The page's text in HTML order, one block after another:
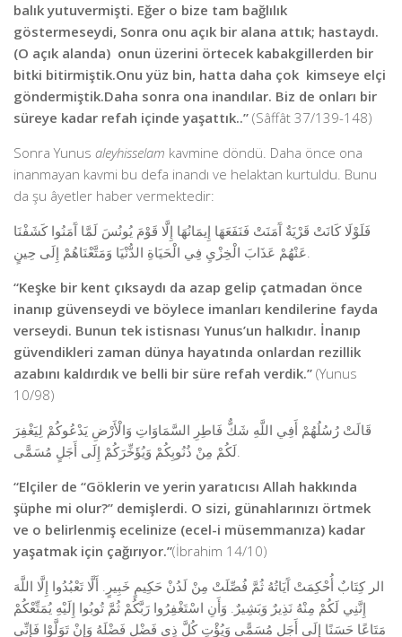
balık yutuvermişti. Eğer o bize tam bağlılık
göstermeseydi, Sonra onu açık bir alana attık; hastaydı.
(O açık alanda) onun üzerini örtecek kabakgillerden bir
bitki bitirmiştik.Onu yüz bin, hatta daha çok kimseye elçi
göndermiştik.Daha sonra ona inandılar. Biz de onları bir
süreye kadar refah içinde yaşattık..” (Sâffât 37/139-148)
Sonra Yunus aleyhisselam kavmine döndü. Daha önce ona
inanmayan kavmi bu defa inandı ve helaktan kurtuldu. Bunu
da şu âyetler haber vermektedir:
فَلَوْلَا كَانَتْ قَرْيَةٌ آَمَنَتْ فَنَفَعَهَا إِيمَانُهَا إِلَّا قَوْمَ يُونُسَ لَمَّا آَمَنُوا كَشَفْنَا
عَنْهُمْ عَذَابَ الْخِزْيِ فِي الْحَيَاةِ الدُّنْيَا وَمَتَّعْنَاهُمْ إِلَى حِينٍ.
“Keşke bir kent çıksaydı da azap gelip çatmadan önce
inanıp güvenseydi ve böylece imanları kendilerine fayda
verseydi. Bunun tek istisnası Yunus’un halkıdır. İnanıp
güvendikleri zaman dünya hayatında onlardan rezillik
azabını kaldırdık ve belli bir süre refah verdik.” (Yunus
10/98)
قَالَتْ رُسُلُهُمْ أَفِي اللَّهِ شَكٌّ فَاطِرِ السَّمَاوَاتِ وَالْأَرْضِ يَدْعُوكُمْ لِيَغْفِرَ
لَكُمْ مِنْ ذُنُوبِكُمْ وَيُؤَخِّرَكُمْ إِلَى أَجَلٍ مُسَمًّى.
“Elçiler de “Göklerin ve yerin yaratıcısı Allah hakkında
şüphe mi olur?” demişlerdi. O sizi, günahlarınızı örtmek
ve o belirlenmiş ecelinize (ecel-i müsemmanıza) kadar
yaşatmak için çağırıyor.”(İbrahim 14/10)
الر كِتَابٌ أُحْكِمَتْ آَيَاتُهُ ثُمَّ فُصِّلَتْ مِنْ لَدُنْ حَكِيمٍ خَبِيرٍ. أَلَّا تَعْبُدُوا إِلَّا اللَّهَ
إِنَّنِي لَكُمْ مِنْهُ نَذِيرٌ وَبَشِيرٌ. وَأَنِ اسْتَغْفِرُوا رَبَّكُمْ ثُمَّ تُوبُوا إِلَيْهِ يُمَتِّعْكُمْ
مَتَاعًا حَسَنًا إِلَى أَجَلٍ مُسَمًّى وَيُؤْتِ كُلَّ ذِي فَضْلٍ فَضْلَهُ وَإِنْ تَوَلَّوْا فَإِنِّي